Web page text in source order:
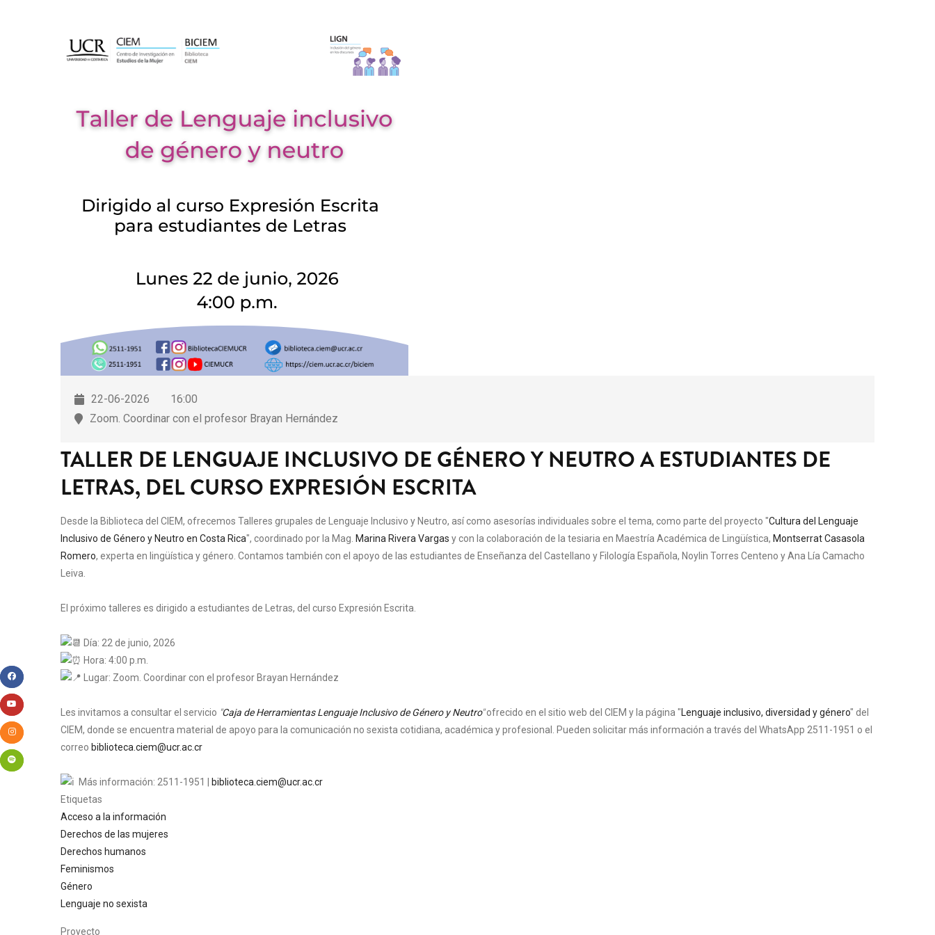
22-06-2026
16:00
Zoom. Coordinar con el profesor Brayan Hernández
TALLER DE LENGUAJE INCLUSIVO DE GÉNERO Y NEUTRO A ESTUDIANTES DE
LETRAS, DEL CURSO EXPRESIÓN ESCRITA
Desde la Biblioteca del CIEM, ofrecemos Talleres grupales de Lenguaje Inclusivo y Neutro, así como asesorías individuales sobre el tema, como parte del proyecto "Cultura del Lenguaje
Inclusivo de Género y Neutro en Costa Rica", coordinado por la Mag. Marina Rivera Vargas y con la colaboración de la tesiaria en Maestría Académica de Lingüística, Montserrat Casasola
Romero, experta en lingüística y género. Contamos también con el apoyo de las estudiantes de Enseñanza del Castellano y Filología Española, Noylin Torres Centeno y Ana Lía Camacho
Leiva.
El próximo talleres es dirigido a estudiantes de Letras, del curso Expresión Escrita.
Día: 22 de junio, 2026
Hora: 4:00 p.m.
Lugar: Zoom. Coordinar con el profesor Brayan Hernández
Les invitamos a consultar el servicio "Caja de Herramientas Lenguaje Inclusivo de Género y Neutro"ofrecido en el sitio web del CIEM y la página "Lenguaje inclusivo, diversidad y género" del
CIEM, donde se encuentra material de apoyo para la comunicación no sexista cotidiana, académica y profesional.
Pueden solicitar más información a través del WhatsApp 2511-1951 o el
correo biblioteca.ciem@ucr.ac.cr
Más información: 2511-1951 |
biblioteca.ciem@ucr.ac.cr
Etiquetas
Acceso a la información
Derechos de las mujeres
Derechos humanos
Feminismos
Género
Lenguaje no sexista
Proyecto